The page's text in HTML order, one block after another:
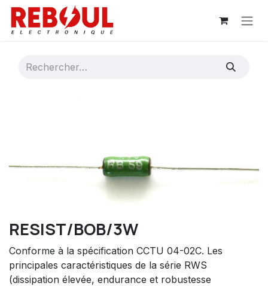
Se rendre au contenu
RESIST/BOB/3W
Conforme à la spécification CCTU 04-02C. Les
principales caractéristiques de la série RWS
(dissipation élevée, endurance et robustesse